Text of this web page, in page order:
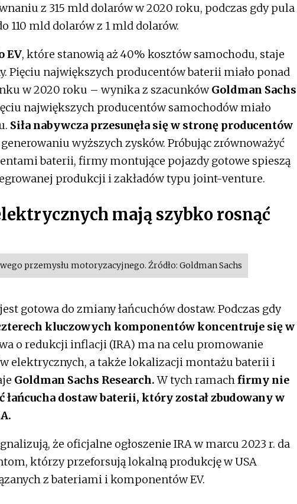
z 315 mld dolarów w 2020 roku, podczas gdy pula
110 mld dolarów z 1 mld dolarów.
EV, które stanowią aż 40% kosztów samochodu, staje
Pięciu największych producentów baterii miało ponad
w 2020 roku – wynika z szacunkówGoldman Sachs
największych producentów samochodów miało
Siła nabywcza przesunęła się w stronę producentów
wyższych zysków. Próbując zrównoważyć
baterii, firmy montujące pojazdy gotowe spieszą
produkcji i zakładów typu joint-venture.
mają szybko rosnąć
przemysłu motoryzacyjnego. Źródło: Goldman Sachs
gotowa do zmiany łańcuchów dostaw. Podczas gdy
kluczowych komponentów koncentruje się w
o redukcji inflacji (IRA) ma na celu promowanie
elektrycznych, a także lokalizacji montażu baterii i
Goldman Sachs Research.W tych ramach firmy nie
dostaw baterii, który został zbudowany w
że oficjalne ogłoszenie IRA w marcu 2023 r. da
którzy przeforsują lokalną produkcję w USA
z bateriami i komponentów EV.